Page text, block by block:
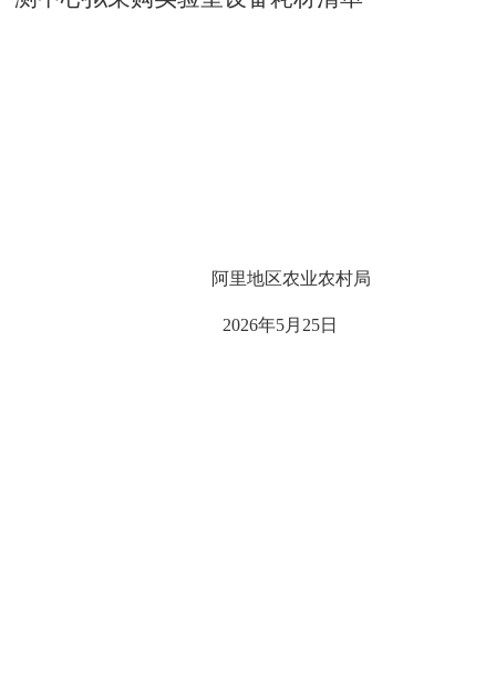
阿里地区农业农村局
2026年5月25日